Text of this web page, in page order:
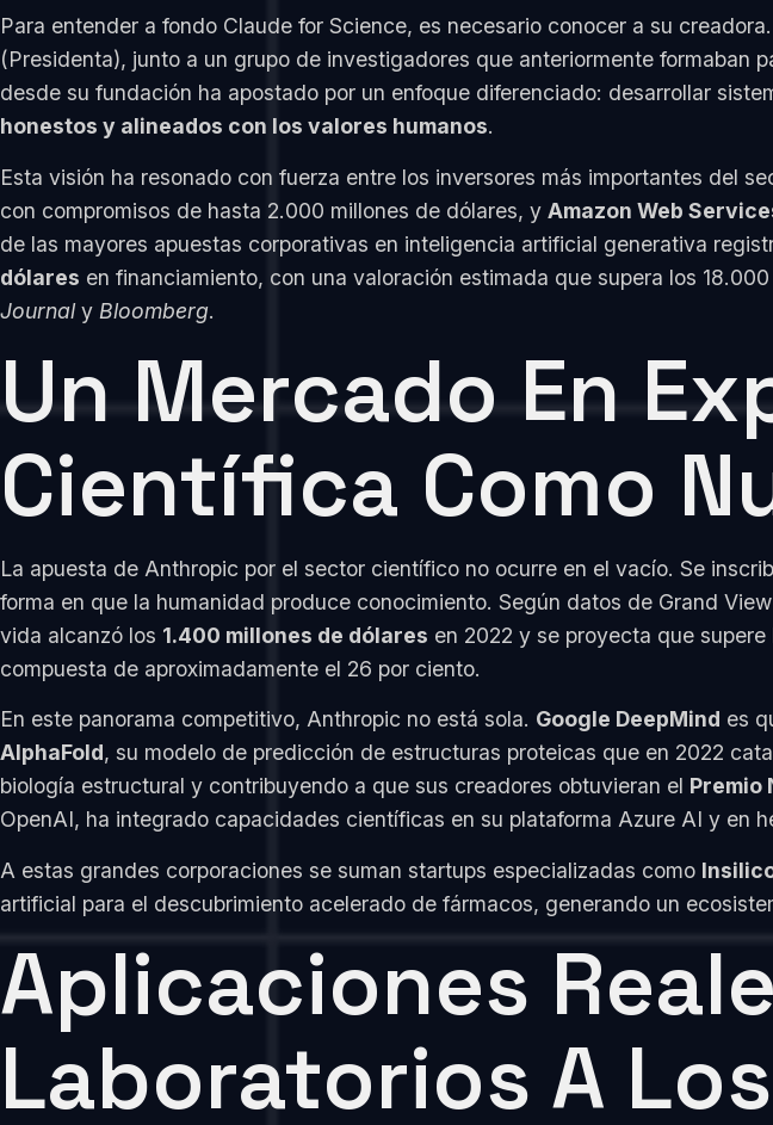
Para entender a fondo Claude for Science, es necesario conocer a su creadora.
(Presidenta), junto a un grupo de investigadores que anteriormente formaban
desde su fundación ha apostado por un enfoque diferenciado: desarrollar
honestos y alineados con los valores humanos.
Esta visión ha resonado con fuerza entre los inversores más importantes del
con compromisos de hasta 2.000 millones de dólares, y Amazon Web
de las mayores apuestas corporativas en inteligencia artificial generativa
dólares en financiamiento, con una valoración estimada que supera los
Journaly Bloomberg.
Un Mercado En
Científica Como
La apuesta de Anthropic por el sector científico no ocurre en el vacío. Se
forma en que la humanidad produce conocimiento. Según datos de Grand
vida alcanzó los 1.400 millones de dólares en 2022 y se proyecta que supere
compuesta de aproximadamente el 26 por ciento.
En este panorama competitivo, Anthropic no está sola. Google DeepMind es
AlphaFold, su modelo de predicción de estructuras proteicas que en 2022
biología estructural y contribuyendo a que sus creadores obtuvieran el Premio
OpenAI, ha integrado capacidades científicas en su plataforma Azure AI y en
A estas grandes corporaciones se suman startups especializadas como
artificial para el descubrimiento acelerado de fármacos, generando un
Aplicaciones
Laboratorios A